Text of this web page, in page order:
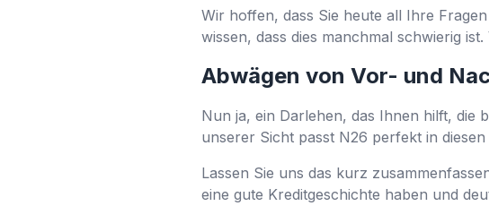
Wir hoffen, dass Sie heute all Ihre
wissen, dass dies manchmal schwierig
Abwägen von Vor- und
Nun ja, ein Darlehen, das Ihnen hilft, die
unserer Sicht passt N26 perfekt in
Lassen Sie uns das kurz
eine gute Kreditgeschichte haben und